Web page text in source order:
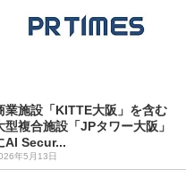
業施設「KITTE大阪」を含む
型複合施設「JPタワー大阪」
AI Secur...
年5月13日